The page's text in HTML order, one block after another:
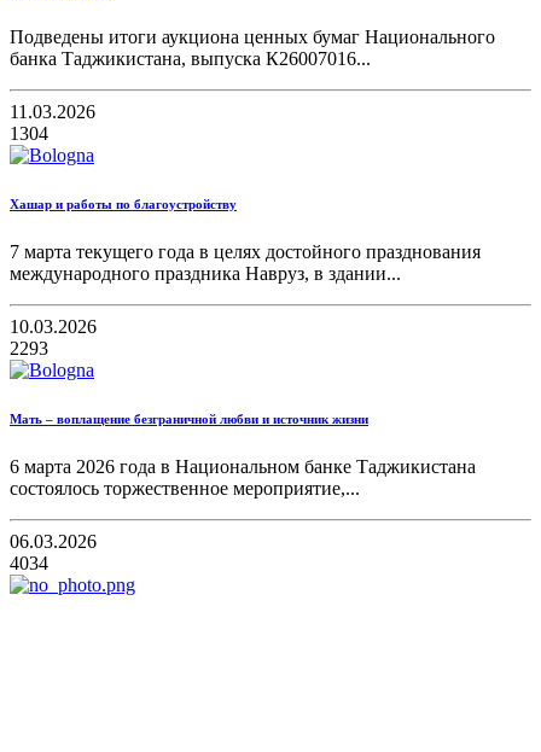
Подведены итоги аукциона ценных бумаг Национального
банка Таджикистана, выпуска К26007016...
11.03.2026
1304
Хашар и работы по благоустройству
7 марта текущего года в целях достойного празднования
международного праздника Навруз, в здании...
10.03.2026
2293
Мать – воплащение безграничной любви и источник жизни
6 марта 2026 года в Национальном банке Таджикистана
состоялось торжественное мероприятие,...
06.03.2026
4034